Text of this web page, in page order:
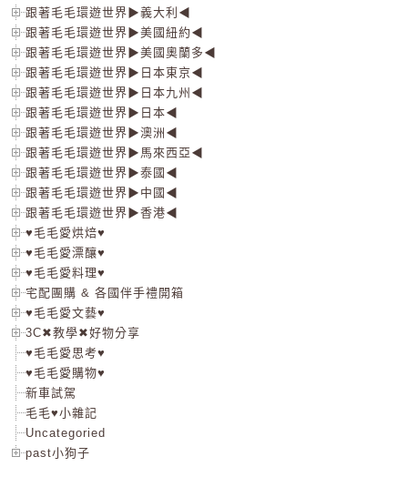
跟著毛毛環遊世界▶義大利◀
跟著毛毛環遊世界▶美國紐約◀
跟著毛毛環遊世界▶美國奧蘭多◀
跟著毛毛環遊世界▶日本東京◀
跟著毛毛環遊世界▶日本九州◀
跟著毛毛環遊世界▶日本◀
跟著毛毛環遊世界▶澳洲◀
跟著毛毛環遊世界▶馬來西亞◀
跟著毛毛環遊世界▶泰國◀
跟著毛毛環遊世界▶中國◀
跟著毛毛環遊世界▶香港◀
♥毛毛愛烘焙♥
♥毛毛愛漂釀♥
♥毛毛愛料理♥
宅配團購 & 各國伴手禮開箱
♥毛毛愛文藝♥
3C✖教學✖好物分享
♥毛毛愛思考♥
♥毛毛愛購物♥
新車試駕
毛毛♥小雜記
Uncategoried
past小狗子